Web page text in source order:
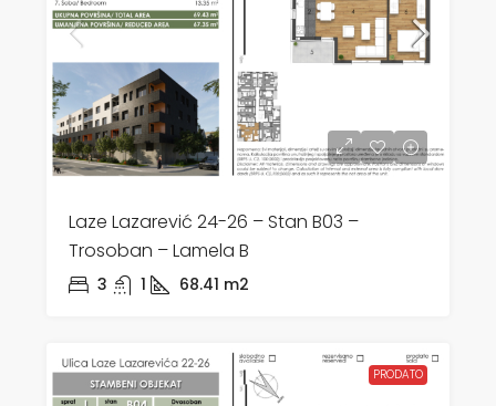
Laze Lazarević 24-26 – Stan B03 –
Trosoban – Lamela B
3 1 68.41 m2
PRODATO